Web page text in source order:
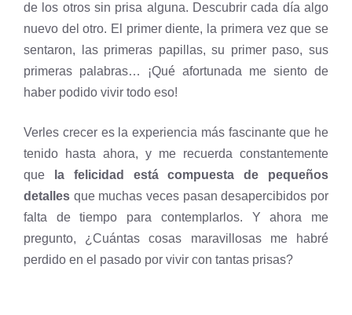
de los otros sin prisa alguna. Descubrir cada día algo
nuevo del otro. El primer diente, la primera vez que se
sentaron, las primeras papillas, su primer paso, sus
primeras palabras… ¡Qué afortunada me siento de
haber podido vivir todo eso!
Verles crecer es la experiencia más fascinante que he
tenido hasta ahora, y me recuerda constantemente
que
la felicidad está compuesta de pequeños
detalles que muchas veces pasan desapercibidos por
falta de tiempo para contemplarlos. Y ahora me
pregunto, ¿Cuántas cosas maravillosas me habré
perdido en el pasado por vivir con tantas prisas?